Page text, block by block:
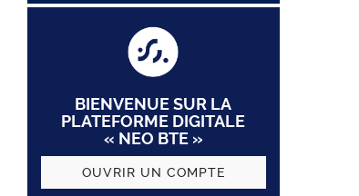
BIENVENUE SUR LA
PLATEFORME DIGITALE
« NEO BTE »
OUVRIR UN COMPTE